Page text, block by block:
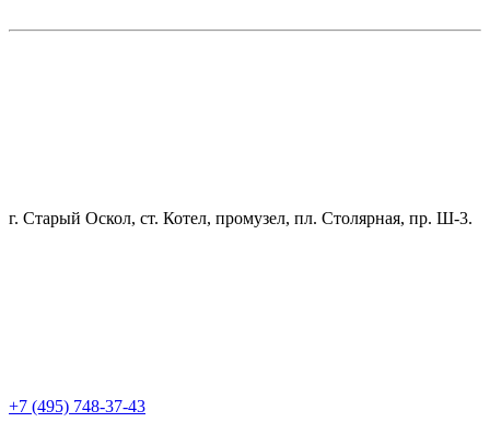
г. Старый Оскол, ст. Котел, промузел, пл. Столярная, пр. Ш-3.
+7 (495) 748-37-43